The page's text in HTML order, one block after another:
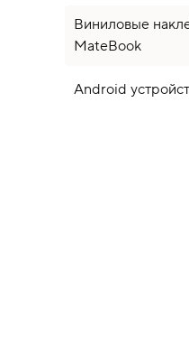
Виниловые
MateBook
Android